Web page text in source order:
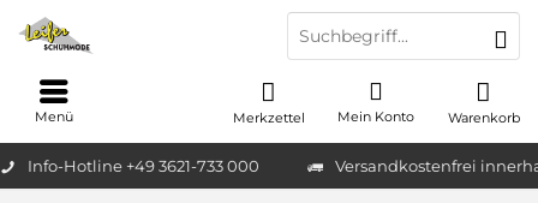
Info-Hotline +49 3621-733 000 Versandkostenfrei
Warenkorb
Merkzettel Mein Konto
Menü